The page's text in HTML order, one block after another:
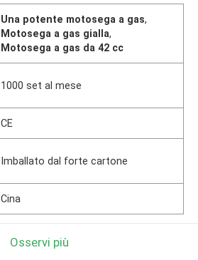
Una potente motosega a gas,
Motosega a gas gialla,
Motosega a gas da 42 cc
1000 set al mese
CE
Imballato dal forte cartone
Cina
Osservi più